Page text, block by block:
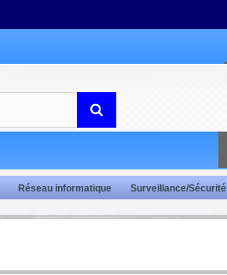
Réseau informatique Surveillance/Sécurité